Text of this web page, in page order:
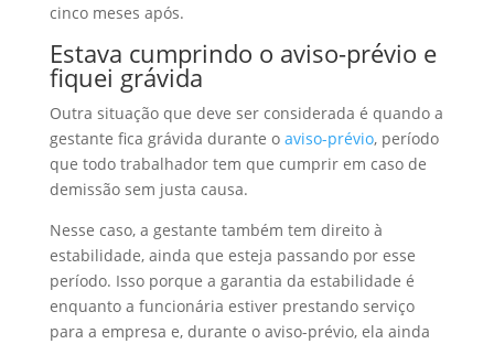
cinco meses após.
Estava cumprindo o aviso-prévio e
fiquei grávida
Outra situação que deve ser considerada é quando a
gestante fica grávida durante o aviso-prévio, período
que todo trabalhador tem que cumprir em caso de
demissão sem justa causa.
Nesse caso, a gestante também tem direito à
estabilidade, ainda que esteja passando por esse
período. Isso porque a garantia da estabilidade é
enquanto a funcionária estiver prestando serviço
para a empresa e, durante o aviso-prévio, ela ainda